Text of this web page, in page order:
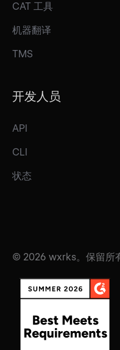
CAT 工具
机器翻译
TMS
开发人员
API
CLI
状态
© 2026 wxrks。保留所